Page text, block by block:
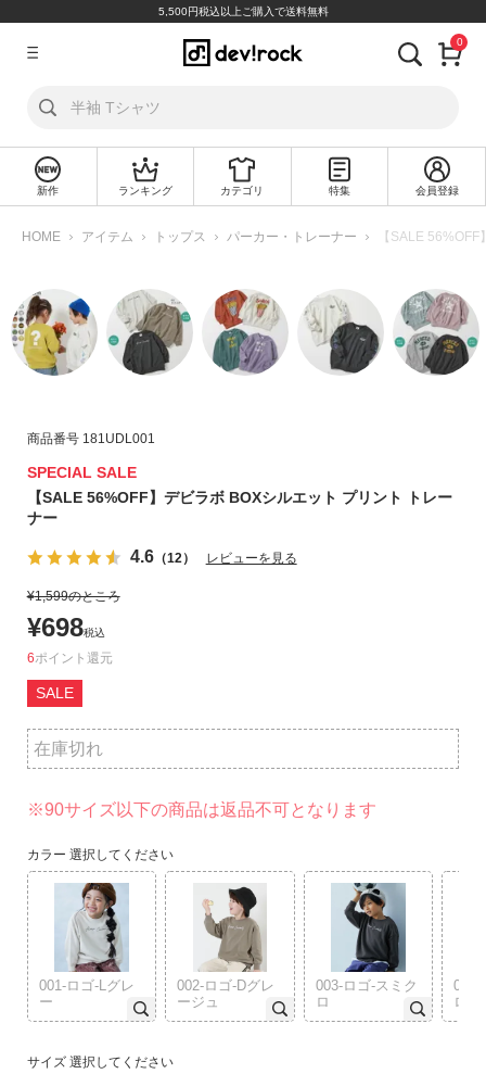
5,500円税込以上ご購入で送料無料
グ
規
録
探
カ
ゴ
リ
か
ら
す
ラ
ン
キ
ン
グ
ら
す
新
作
か
ら
探
す
0
新作 ランキング カテゴリ 特集 会員登録
HOME アイテム トップス パーカー・トレーナー 【SALE
商品番号 181UDL001
SPECIAL SALE
【SALE 56%OFF】デビラボ BOXシルエット プリント トレー
ナー
4.6（12） レビューを見る
¥1,599のところ
¥698税込
6ポイント
SALE
在庫切れ
※90サイズ以下の商品は返品不可となります
カラー 選択してください
001-ロゴ-Lグレ
ー
002-ロゴ-Dグレ
ージュ
003-ロゴ-スミク
ロ
004-
ロッ
サイズ 選択してください